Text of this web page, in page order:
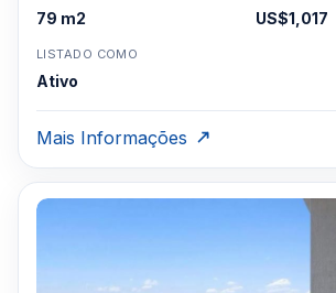
79 m2 US$1,017
LISTADO COMO
Ativo
Mais Informações